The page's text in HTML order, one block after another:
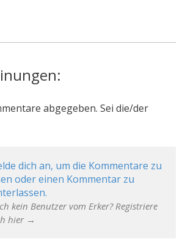
abgegeben. Sei die/der
dich an, um die Kommentare zu
oder einen Kommentar zu
kein Benutzer vom Erker? Registriere
hier →